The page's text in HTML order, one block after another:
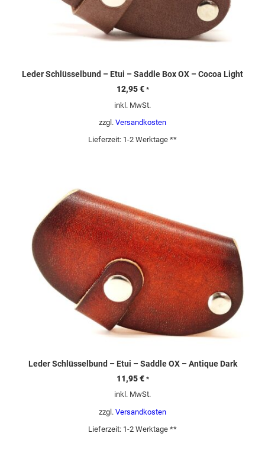
Leder Schlüsselbund – Etui – Saddle Box OX – Cocoa Light
12,95€ *
inkl. MwSt.
zzgl. Versandkosten
Lieferzeit: 1-2 Werktage **
Leder Schlüsselbund – Etui – Saddle OX – Antique Dark
11,95€ *
inkl. MwSt.
zzgl. Versandkosten
Lieferzeit: 1-2 Werktage **